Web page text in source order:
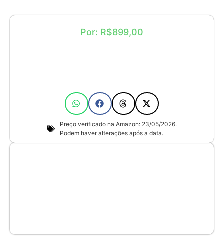
Por: R$899,00
Preço verificado na Amazon: 23/05/2026.
Podem haver alterações após a data.